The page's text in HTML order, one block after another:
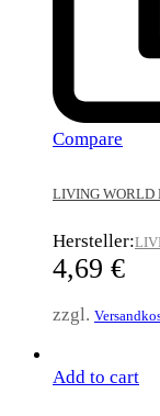
Compare
LIVING WORLD
Hersteller:
4,69 €
zzgl.
Add to cart